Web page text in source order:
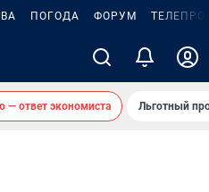
ПОГОДА ФОРУМ
— ответ экономиста Льготный